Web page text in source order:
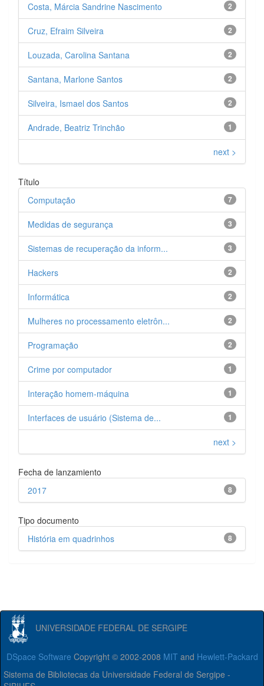
2
Costa, Márcia Sandrine Nascimento
2
Cruz, Efraim Silveira
2
Louzada, Carolina Santana
2
Santana, Marlone Santos
2
Silveira, Ismael dos Santos
1
Andrade, Beatriz Trinchão
next >
Título
7
Computação
3
Medidas de segurança
3
Sistemas de recuperação da inform...
2
Hackers
2
Informática
2
Mulheres no processamento eletrôn...
2
Programação
1
Crime por computador
1
Interação homem-máquina
1
Interfaces de usuário (Sistema de...
next >
Fecha de lanzamiento
8
2017
Tipo documento
8
História em quadrinhos
UNIVERSIDADE FEDERAL DE SERGIPE
DSpace Software Copyright © 2002-2008 MIT and Hewlett-Packard
Sistema de Bibliotecas da Universidade Federal de Sergipe -